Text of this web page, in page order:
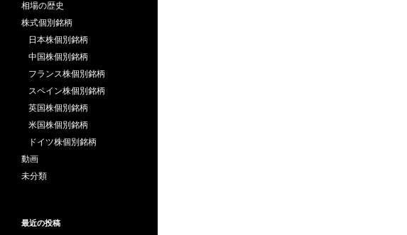
相場の歴史
株式個別銘柄
日本株個別銘柄
中国株個別銘柄
フランス株個別銘柄
スペイン株個別銘柄
英国株個別銘柄
米国株個別銘柄
ドイツ株個別銘柄
動画
未分類
最近の投稿